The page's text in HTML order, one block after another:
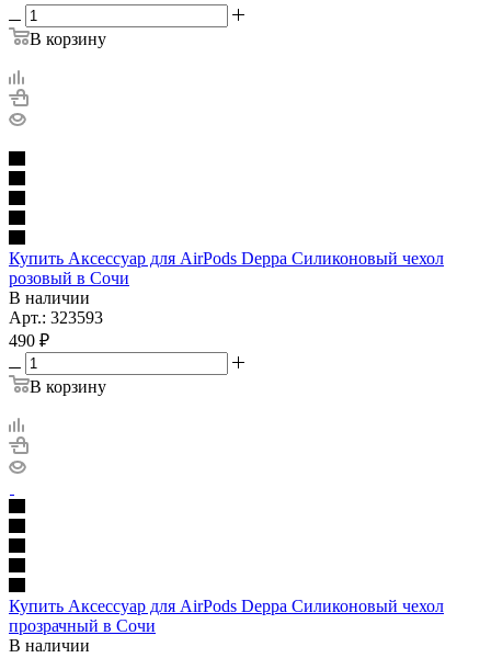
В корзину
Купить Аксессуар для AirPods Deppa Силиконовый чехол
розовый в Сочи
В наличии
Арт.: 323593
490 ₽
В корзину
Купить Аксессуар для AirPods Deppa Силиконовый чехол
прозрачный в Сочи
В наличии